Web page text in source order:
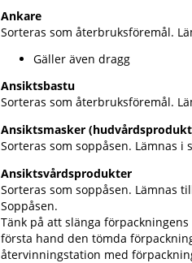
Ankare
Sorteras som återbruksföremål.
Gäller även dragg
Ansiktsbastu
Sorteras som återbruksföremål.
Ansiktsmasker
Sorteras som soppåsen. Lämnas i
Ansiktsvårdsprodukter
Sorteras som soppåsen. Lämnas
Soppåsen.
Tänk på att slänga
första hand den tömda
återvinningstation med